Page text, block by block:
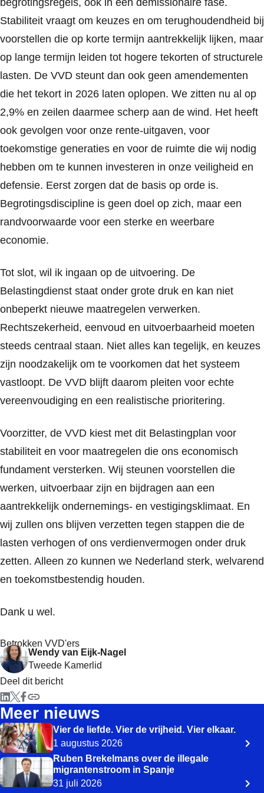
Stabiliteit vraagt om keuzes en om terughoudendheid bij
voorstellen die op korte termijn aantrekkelijk lijken, maar
op lange termijn leiden tot hogere tekorten of structurele
lasten. De VVD steunt dan ook geen amendementen
die het tekort in 2026 laten oplopen. We zitten nu al op
2,9% en zeilen daarmee scherp aan de wind. Het heeft
ook gevolgen voor onze rente-uitgaven, voor
toekomstige generaties en voor de ruimte die wij nodig
hebben om te kunnen investeren in onze veiligheid en
defensie. Eerst zorgen dat de basis op orde is.
Begrotingsdiscipline is geen doel op zich, maar een
randvoorwaarde voor een sterke en weerbare
economie.
Tot slot, wil ik ingaan op de uitvoering. De
Belastingdienst staat onder grote druk en kan niet
onbeperkt nieuwe maatregelen verwerken.
Rechtszekerheid, eenvoud en uitvoerbaarheid moeten
steeds centraal staan. Niet alles kan tegelijk, en keuzes
zijn noodzakelijk om te voorkomen dat het systeem
vastloopt. De VVD blijft daarom pleiten voor echte
vereenvoudiging en een realistische prioritering.
Voorzitter, de VVD kiest met dit Belastingplan voor
stabiliteit en voor maatregelen die ons economisch
fundament versterken. Wij steunen voorstellen die
werken, uitvoerbaar zijn en bijdragen aan een
aantrekkelijk ondernemings- en vestigingsklimaat. En
wij zullen ons blijven verzetten tegen stappen die de
lasten verhogen of ons verdienvermogen onder druk
zetten. Alleen zo kunnen we Nederland sterk, welvarend
en toekomstbestendig houden.
Dank u wel.
Betrokken VVD'ers
Wendy van Eijk-Nagel
Tweede Kamerlid
Deel dit bericht
Meer nieuws
Vier de liefde. Vier de vrijheid. Vier elkaar.
1 augustus 2026
Ruben Brekelmans over de illegale
migrantenstroom in Spanje
31 juli 2026